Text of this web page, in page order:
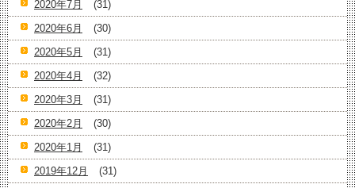
2020年7月
(31)
2020年6月
(30)
2020年5月
(31)
2020年4月
(32)
2020年3月
(31)
2020年2月
(30)
2020年1月
(31)
2019年12月
(31)